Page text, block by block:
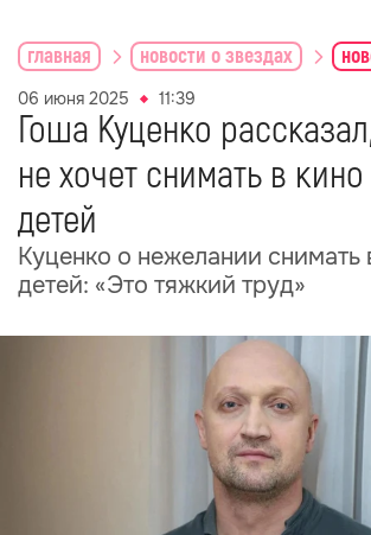
главная новости о звездах
06 июня 2025 11:39
Гоша Куценко
не хочет снимать в
детей
Куценко о нежелании снимать
детей: «Это тяжкий труд»